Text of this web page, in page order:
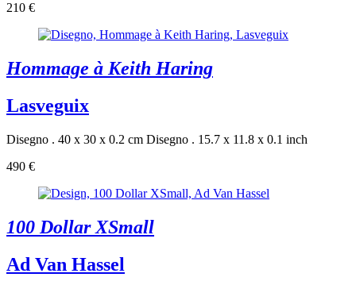
210 €
Hommage à Keith Haring
Lasveguix
Disegno . 40 x 30 x 0.2 cm Disegno . 15.7 x 11.8 x 0.1 inch
490 €
100 Dollar XSmall
Ad Van Hassel